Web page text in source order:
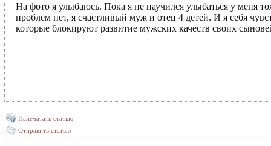
На фото я улыбаюсь. Пока я не научился улыбаться у меня
проблем нет, я счастливый муж и отец 4 детей. И я себя
которые блокируют развитие мужских качеств своих
Напечатать статью
Отправить статью